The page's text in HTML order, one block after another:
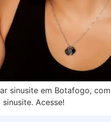
sinusite em Botafogo,
Acesse!